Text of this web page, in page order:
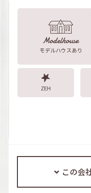
モデルハウスあり
ZEH
この会